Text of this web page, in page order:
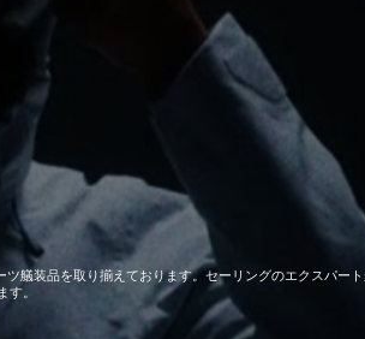
艤装品を取り揃えております。セーリングのエクスパー
す。